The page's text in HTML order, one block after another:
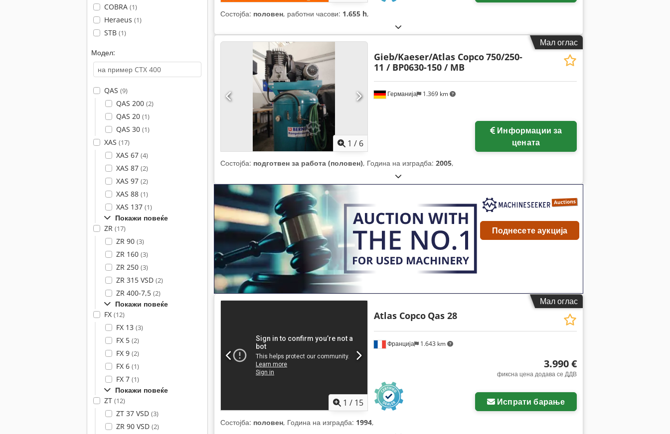
COBRA (1)
Heraeus (1)
STB (1)
Модел:
QAS (9)
QAS 200 (2)
QAS 20 (1)
QAS 30 (1)
XAS (17)
XAS 67 (4)
XAS 87 (2)
XAS 97 (2)
XAS 88 (1)
XAS 137 (1)
Покажи повеќе
ZR (17)
ZR 90 (3)
ZR 160 (3)
ZR 250 (3)
ZR 315 VSD (2)
ZR 400-7,5 (2)
Покажи повеќе
FX (12)
FX 13 (3)
FX 5 (2)
FX 9 (2)
FX 6 (1)
FX 7 (1)
Покажи повеќе
ZT (12)
ZT 37 VSD (3)
ZR 90 VSD (2)
Состојба: половен, работни часови: 1.655 h,
Мал оглас
1 / 6
Германија 1.369 km
Gieb/Kaeser/Atlas Copco750/250-
11 / BP0630-150 / MB
цената
Состојба: подготвен за работа (половен), Година на изградба: 2005,
Поднесете аукција
Мал оглас
1 / 15
Франција 1.643 km
Atlas Copco Qas 28
3.990 €
фиксна цена додава се ДДВ
Испрати барање
Состојба: половен, Година на изградба: 1994,